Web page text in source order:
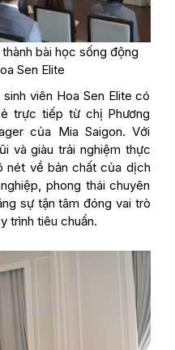
bài học sống động
Sen Elite
viên Hoa Sen Elite có
trực tiếp từ chị Phương
của Mia Saigon. Với
và giàu trải nghiệm thực
nét về bản chất của dịch
phong thái chuyên
sự tận tâm đóng vai trò
trình tiêu chuẩn.